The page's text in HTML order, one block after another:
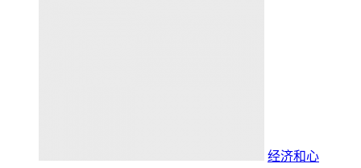
经济和心